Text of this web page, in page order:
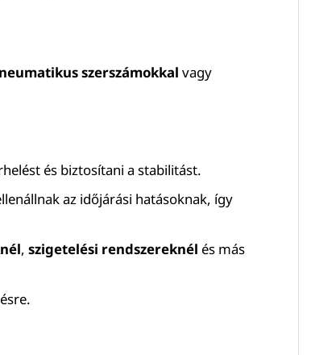
szerszámokkal vagy
és biztosítani a stabilitást.
az időjárási hatásoknak, így
, szigetelési rendszereknél és más